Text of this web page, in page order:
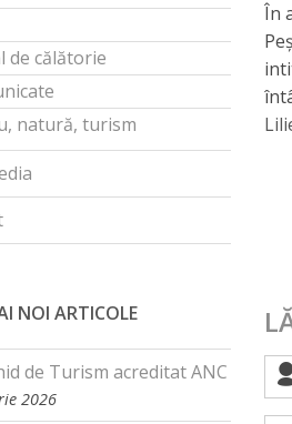
În
de călătorie
natură, turism
NOI ARTICOLE
de Turism acreditat ANC
2026